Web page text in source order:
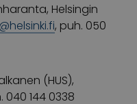
Helsingin
, puh. 050
(HUS),
040 144 0338